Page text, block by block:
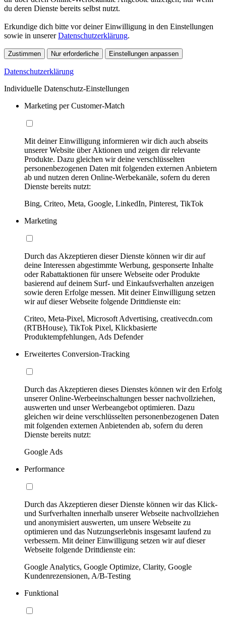
du deren Dienste bereits selbst nutzt.
Erkundige dich bitte vor deiner Einwilligung in den Einstellungen
sowie in unsererDatenschutzerklärung.
Zustimmen Nur erforderliche Einstellungen anpassen
Datenschutzerklärung
Individuelle Datenschutz-Einstellungen
Marketing per Customer-Match
Mit deiner Einwilligung informieren wir dich auch abseits
unserer Website über Aktionen und zeigen dir relevante
Produkte. Dazu gleichen wir deine verschlüsselten
personenbezogenen Daten mit folgenden externen Anbietern
ab und nutzen deren Online-Werbekanäle, sofern du deren
Dienste bereits nutzt:
Bing, Criteo, Meta, Google, LinkedIn, Pinterest, TikTok
Marketing
Durch das Akzeptieren dieser Dienste können wir dir auf
deine Interessen abgestimmte Werbung, gesponserte Inhalte
oder Rabattaktionen für unsere Webseite oder Produkte
basierend auf deinem Surf- und Einkaufsverhalten anzeigen
sowie deren Erfolge messen. Mit deiner Einwilligung setzen
wir auf dieser Webseite folgende Drittdienste ein:
Criteo, Meta-Pixel, Microsoft Advertising, creativecdn.com
(RTBHouse), TikTok Pixel, Klickbasierte
Produktempfehlungen, Ads Defender
Erweitertes Conversion-Tracking
Durch das Akzeptieren dieses Dienstes können wir den Erfolg
unserer Online-Werbeeinschaltungen besser nachvollziehen,
auswerten und unser Werbeangebot optimieren. Dazu
gleichen wir deine verschlüsselten personenbezogenen Daten
mit folgenden externen Anbietenden ab, sofern du deren
Dienste bereits nutzt:
Google Ads
Performance
Durch das Akzeptieren dieser Dienste können wir das Klick-
und Surfverhalten innerhalb unserer Webseite nachvollziehen
und anonymisiert auswerten, um unsere Webseite zu
optimieren und das Nutzungserlebnis insgesamt laufend zu
verbessern. Mit deiner Einwilligung setzen wir auf dieser
Webseite folgende Drittdienste ein:
Google Analytics, Google Optimize, Clarity, Google
Kundenrezensionen, A/B-Testing
Funktional